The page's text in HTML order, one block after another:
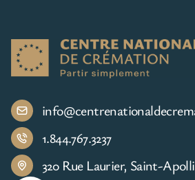
1.844.767.3237
320 Rue Laurier, Saint-